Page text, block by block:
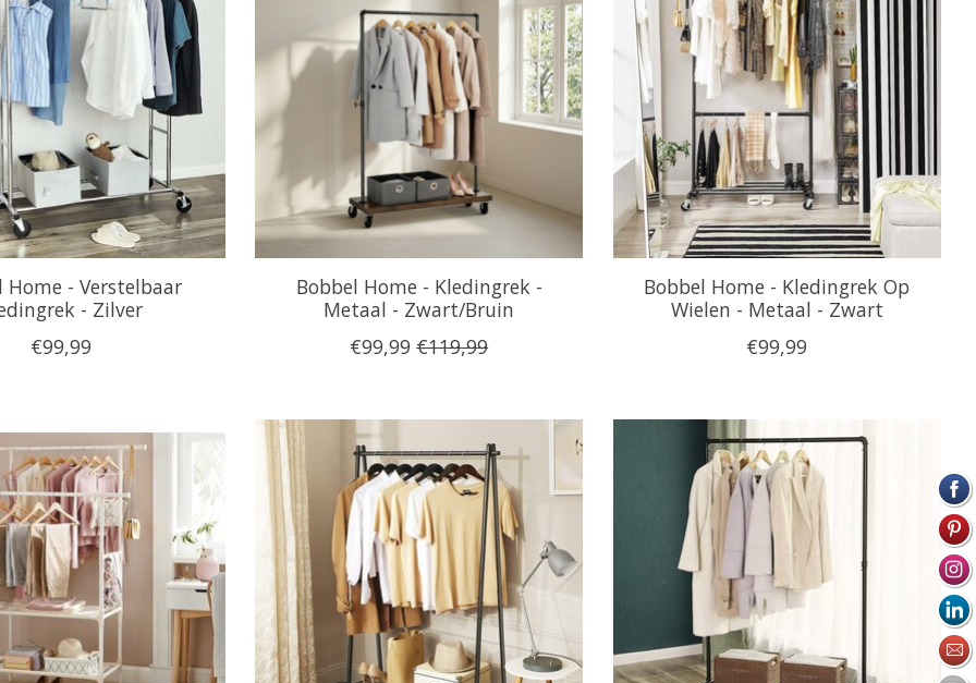
Home - Verstelbaar
- Zilver
€99,99
Bobbel Home - Kledingrek -
Metaal - Zwart/Bruin
€99,99 €119,99
Bobbel Home - Kledingrek Op
Wielen - Metaal - Zwart
€99,99